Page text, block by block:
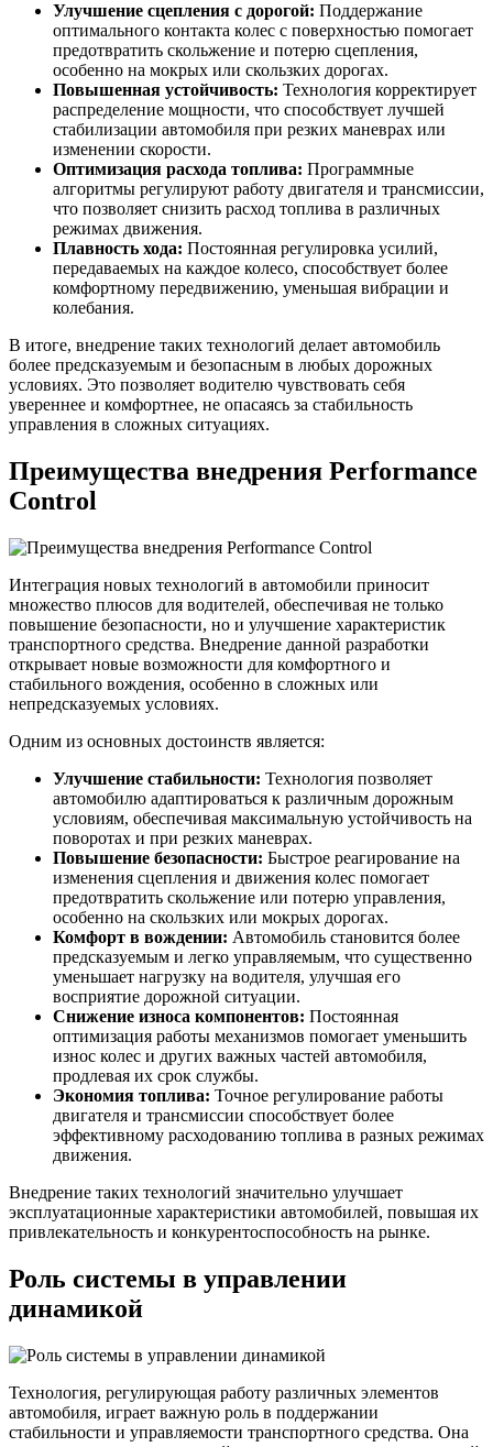
Улучшение сцепления с дорогой: Поддержание
оптимального контакта колес с поверхностью помогает
предотвратить скольжение и потерю сцепления,
особенно на мокрых или скользких дорогах.
Повышенная устойчивость: Технология корректирует
распределение мощности, что способствует лучшей
стабилизации автомобиля при резких маневрах или
изменении скорости.
Оптимизация расхода топлива: Программные
алгоритмы регулируют работу двигателя и трансмиссии,
что позволяет снизить расход топлива в различных
режимах движения.
Плавность хода: Постоянная регулировка усилий,
передаваемых на каждое колесо, способствует более
комфортному передвижению, уменьшая вибрации и
колебания.
В итоге, внедрение таких технологий делает автомобиль
более предсказуемым и безопасным в любых дорожных
условиях. Это позволяет водителю чувствовать себя
увереннее и комфортнее, не опасаясь за стабильность
управления в сложных ситуациях.
Преимущества внедрения Performance
Control
Интеграция новых технологий в автомобили приносит
множество плюсов для водителей, обеспечивая не только
повышение безопасности, но и улучшение характеристик
транспортного средства. Внедрение данной разработки
открывает новые возможности для комфортного и
стабильного вождения, особенно в сложных или
непредсказуемых условиях.
Одним из основных достоинств является:
Улучшение стабильности: Технология позволяет
автомобилю адаптироваться к различным дорожным
условиям, обеспечивая максимальную устойчивость на
поворотах и при резких маневрах.
Повышение безопасности: Быстрое реагирование на
изменения сцепления и движения колес помогает
предотвратить скольжение или потерю управления,
особенно на скользких или мокрых дорогах.
Комфорт в вождении: Автомобиль становится более
предсказуемым и легко управляемым, что существенно
уменьшает нагрузку на водителя, улучшая его
восприятие дорожной ситуации.
Снижение износа компонентов: Постоянная
оптимизация работы механизмов помогает уменьшить
износ колес и других важных частей автомобиля,
продлевая их срок службы.
Экономия топлива: Точное регулирование работы
двигателя и трансмиссии способствует более
эффективному расходованию топлива в разных режимах
движения.
Внедрение таких технологий значительно улучшает
эксплуатационные характеристики автомобилей, повышая их
привлекательность и конкурентоспособность на рынке.
Роль системы в управлении
динамикой
Технология, регулирующая работу различных элементов
автомобиля, играет важную роль в поддержании
стабильности и управляемости транспортного средства. Она